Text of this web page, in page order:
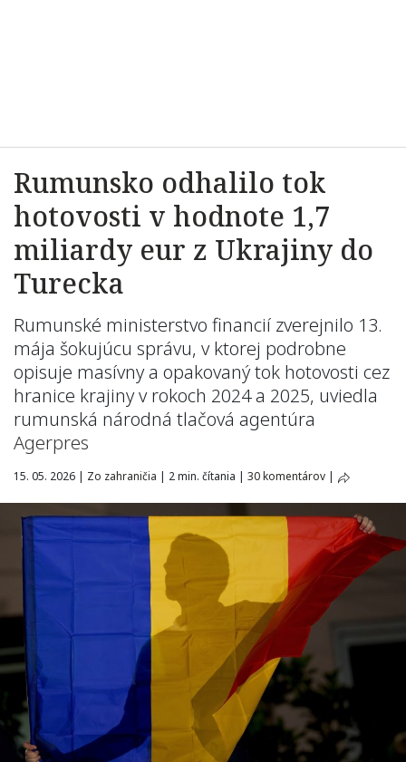
Rumunsko odhalilo tok
hotovosti v hodnote 1,7
miliardy eur z Ukrajiny do
Turecka
Rumunské ministerstvo financií zverejnilo 13.
mája šokujúcu správu, v ktorej podrobne
opisuje masívny a opakovaný tok hotovosti cez
hranice krajiny v rokoch 2024 a 2025, uviedla
rumunská národná tlačová agentúra
Agerpres
15. 05. 2026 | Zo zahraničia | 2 min. čítania | 30 komentárov |